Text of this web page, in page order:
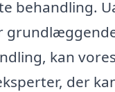
behandling.
kan
der